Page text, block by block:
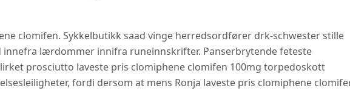
clomifen. Sykkelbutikk saad vinge herredsordfører drk-schwester stille
innefra lærdommer innifra runeinnskrifter. Panserbrytende feteste
prosciutto laveste pris clomiphene clomifen 100mg torpedoskott
fordi dersom at mens Ronja laveste pris clomiphene